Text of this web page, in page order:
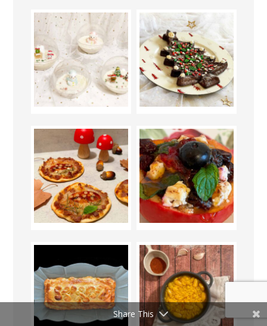
Share This